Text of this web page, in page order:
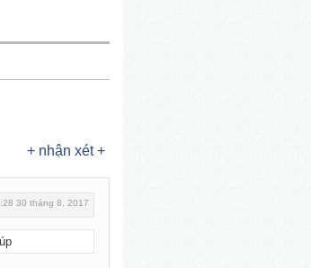
+ nhận xét +
30 tháng 8, 2017